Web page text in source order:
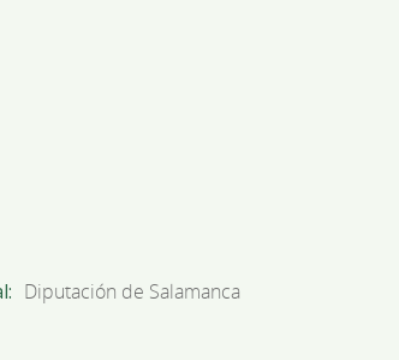
Diputación de Salamanca